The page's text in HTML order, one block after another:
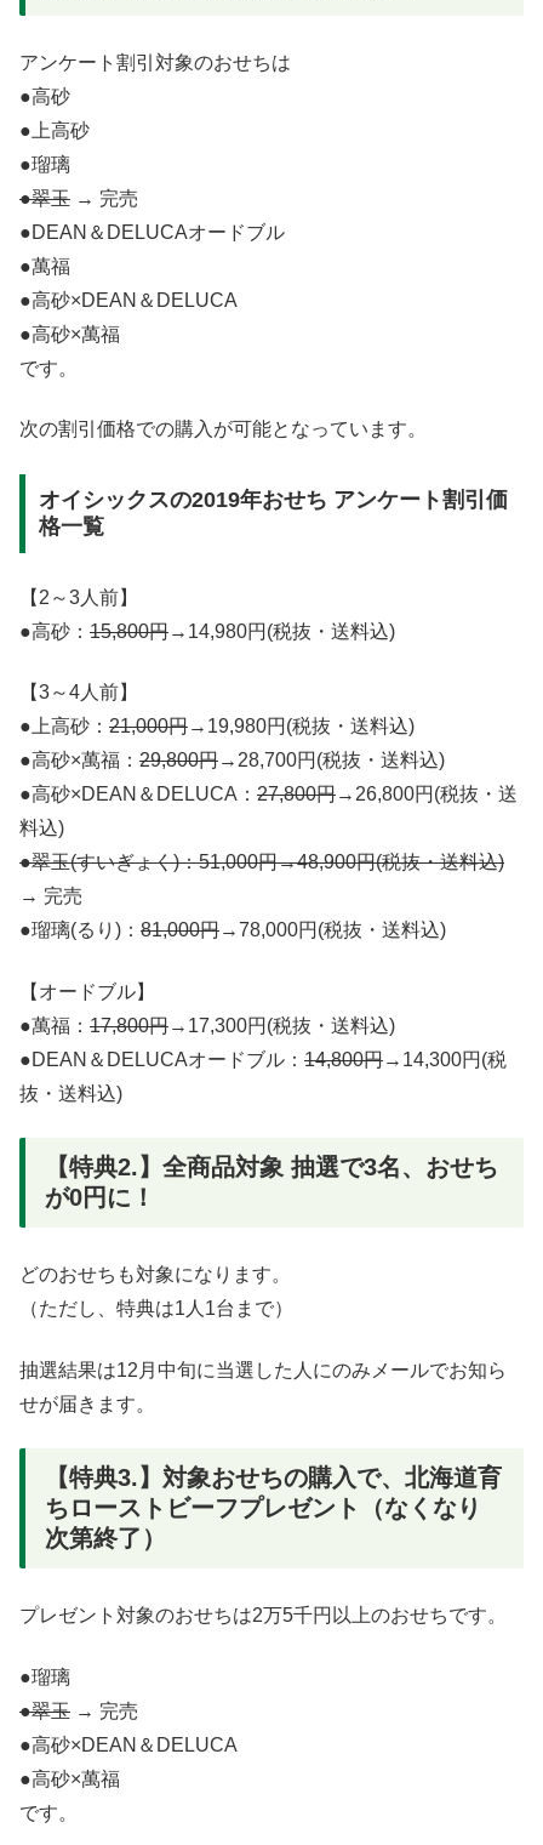
アンケート割引対象のおせちは
●高砂
●上高砂
●瑠璃
●翠玉 → 完売
●DEAN＆DELUCAオードブル
●萬福
●高砂×DEAN＆DELUCA
●高砂×萬福
です。
次の割引価格での購入が可能となっています。
オイシックスの2019年おせち アンケート割引価
格一覧
【2～3人前】
●高砂： 15,800円→14,980円(税抜・送料込)
【3～4人前】
●上高砂： 21,000円→19,980円(税抜・送料込)
●高砂×萬福： 29,800円→28,700円(税抜・送料込)
●高砂×DEAN＆DELUCA： 27,800円→26,800円(税抜・送
料込)
●翠玉(すいぎょく)：51,000円→48,900円(税抜・送料込)
→ 完売
●瑠璃(るり)： 81,000円→78,000円(税抜・送料込)
【オードブル】
●萬福： 17,800円→17,300円(税抜・送料込)
●DEAN＆DELUCAオードブル： 14,800円→14,300円(税
抜・送料込)
【特典2.】全商品対象 抽選で3名、おせち
が0円に！
どのおせちも対象になります。
（ただし、特典は1人1台まで）
抽選結果は12月中旬に当選した人にのみメールでお知ら
せが届きます。
【特典3.】対象おせちの購入で、北海道育
ちローストビーフプレゼント（なくなり
次第終了）
プレゼント対象のおせちは2万5千円以上のおせちです。
●瑠璃
●翠玉 → 完売
●高砂×DEAN＆DELUCA
●高砂×萬福
です。